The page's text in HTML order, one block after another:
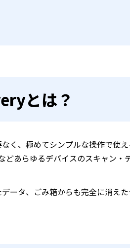
とは？
く、極めてシンプルな操作で使
どあらゆるデバイスのスキャン・
ータ、ごみ箱からも完全に消え